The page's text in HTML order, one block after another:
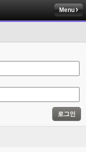
Menu
로그인